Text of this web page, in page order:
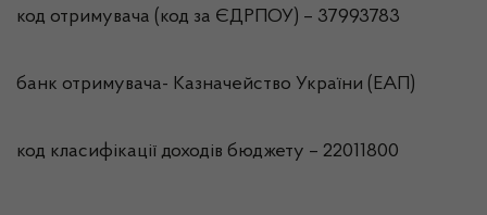
код отримувача (код за ЄДРПОУ) – 37993783
банк отримувача- Казначейство України (ЕАП)
код класифікації доходів бюджету – 22011800